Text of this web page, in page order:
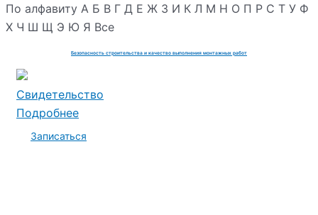
По алфавиту А Б В Г Д Е Ж З И К Л М Н О П Р С Т У Ф
Х Ч Ш Щ Э Ю Я Все
Безопасность строительства и качество выполнения монтажных работ
Свидетельство
Подробнее
Записаться